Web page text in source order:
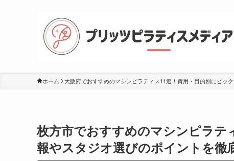
ホーム 大阪府でおすすめのマシンピラティス11選！費用・目的別にピッ
枚方市でおすすめのマシンピラ
報やスタジオ選びのポイントを徹